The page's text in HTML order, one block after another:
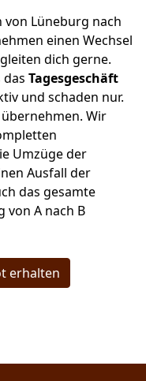
Lüneburg nach
einen Wechsel
dich gerne.
das Tagesgeschäft
und schaden nur.
Wir
Umzüge der
Ausfall der
das gesamte
von A nach B
erhalten